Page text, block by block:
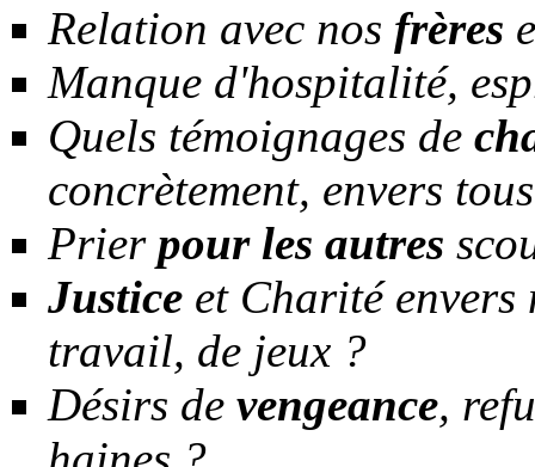
Relation avec nos frères
Manque d'hospitalité,
Quels témoignages de
concrètement, envers
Prier pour les autres
Justice et Charité envers
travail, de jeux ?
Désirs de vengeance,